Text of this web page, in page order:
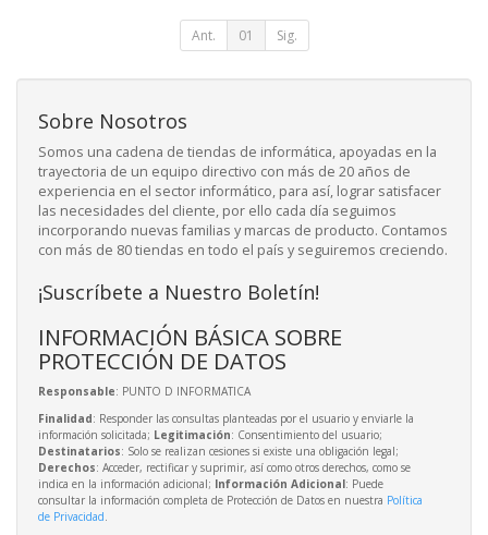
Ant. 01 Sig.
Sobre Nosotros
Somos una cadena de tiendas de informática, apoyadas en la
trayectoria de un equipo directivo con más de 20 años de
experiencia en el sector informático, para así, lograr satisfacer
las necesidades del cliente, por ello cada día seguimos
incorporando nuevas familias y marcas de producto. Contamos
con más de 80 tiendas en todo el país y seguiremos creciendo.
¡Suscríbete a Nuestro Boletín!
INFORMACIÓN BÁSICA SOBRE
PROTECCIÓN DE DATOS
Responsable: PUNTO D INFORMATICA
Finalidad: Responder las consultas planteadas por el usuario y enviarle la
información solicitada; Legitimación: Consentimiento del usuario;
Destinatarios: Solo se realizan cesiones si existe una obligación legal;
Derechos: Acceder, rectificar y suprimir, así como otros derechos, como se
indica en la información adicional; Información Adicional: Puede
consultar la información completa de Protección de Datos en nuestra Política
de Privacidad.